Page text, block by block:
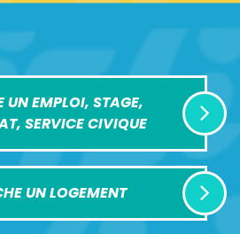
UN EMPLOI, STAGE,
SERVICE CIVIQUE
UN LOGEMENT